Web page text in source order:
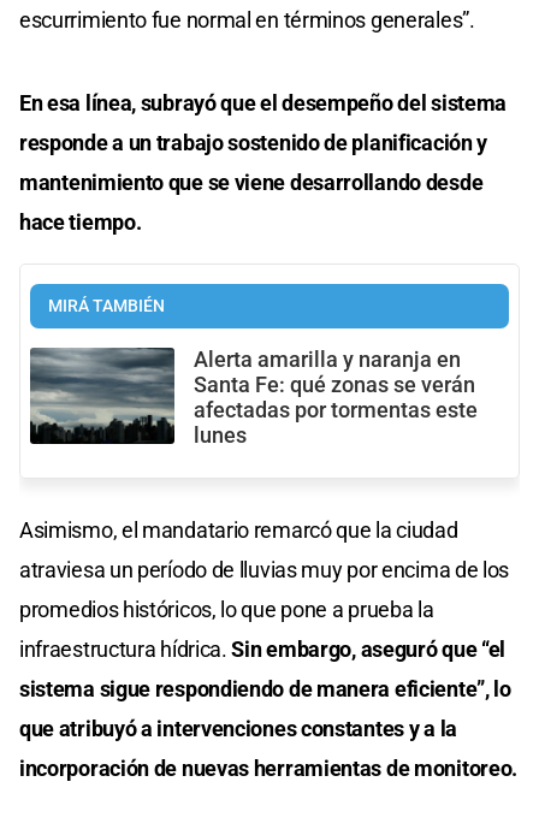
escurrimiento fue normal en términos generales”.
En esa línea, subrayó que el desempeño del sistema
responde a un trabajo sostenido de planificación y
mantenimiento que se viene desarrollando desde
hace tiempo.
MIRÁ TAMBIÉN
Alerta amarilla y naranja en
Santa Fe: qué zonas se verán
afectadas por tormentas este
lunes
Asimismo, el mandatario remarcó que la ciudad
atraviesa un período de lluvias muy por encima de los
promedios históricos, lo que pone a prueba la
infraestructura hídrica.Sin embargo, aseguró que “el
sistema sigue respondiendo de manera eficiente”, lo
que atribuyó a intervenciones constantes y a la
incorporación de nuevas herramientas de monitoreo.